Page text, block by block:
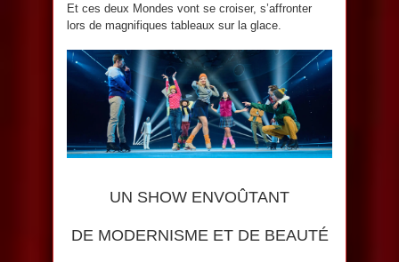
Et ces deux Mondes vont se croiser, s’affronter
lors de magnifiques tableaux sur la glace.
UN SHOW ENVOÛTANT
DE MODERNISME ET DE BEAUTÉ